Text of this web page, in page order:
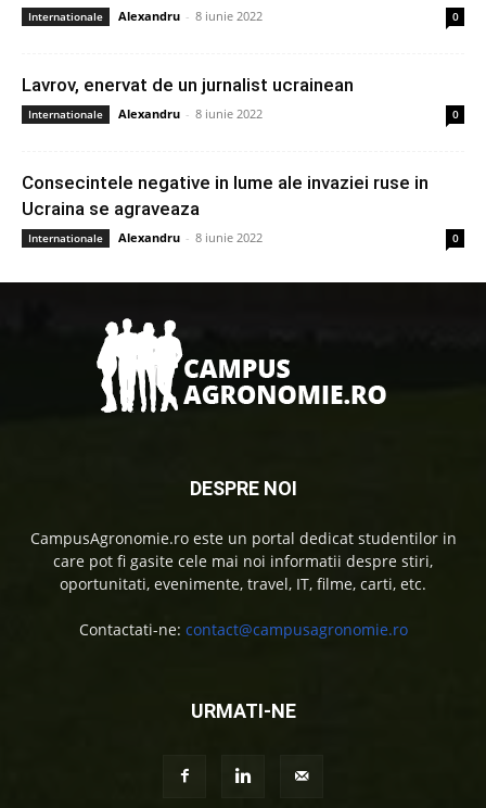
Internationale Alexandru - 8 iunie 2022 0
Lavrov, enervat de un jurnalist ucrainean
Internationale Alexandru - 8 iunie 2022 0
Consecintele negative in lume ale invaziei ruse in
Ucraina se agraveaza
Internationale Alexandru - 8 iunie 2022 0
DESPRE NOI
CampusAgronomie.ro este un portal dedicat studentilor in
care pot fi gasite cele mai noi informatii despre stiri,
oportunitati, evenimente, travel, IT, filme, carti, etc.
Contactati-ne: contact@campusagronomie.ro
URMATI-NE